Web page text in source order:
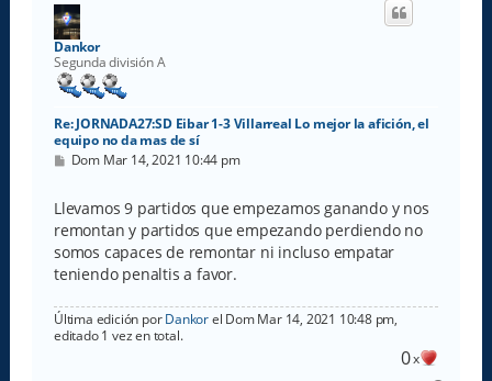
Dankor
Segunda división A
Re: JORNADA27:SD Eibar 1-3 Villarreal Lo mejor la afición, el
equipo no da mas de sí
M
s
a
j
e
Dom Mar 14, 2021 10:44 pm
Llevamos 9 partidos que empezamos ganando y nos
remontan y partidos que empezando perdiendo no
somos capaces de remontar ni incluso empatar
teniendo penaltis a favor.
Última edición porDankorel Dom Mar 14, 2021 10:48 pm,
editado 1 vez en total.
0x